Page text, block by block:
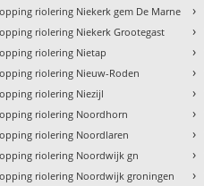
riolering Niekerk gem De Marne
riolering Niekerk Grootegast
riolering Nietap
riolering Nieuw-Roden
riolering Niezijl
riolering Noordhorn
riolering Noordlaren
riolering Noordwijk gn
riolering Noordwijk groningen
›
›
›
›
›
›
›
›
›